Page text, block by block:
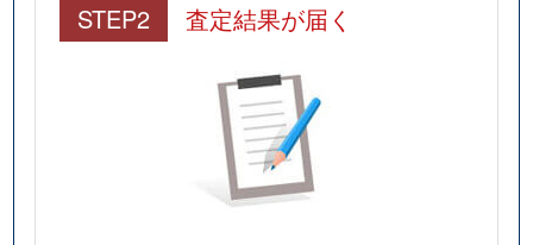
STEP2 査定結果が届く